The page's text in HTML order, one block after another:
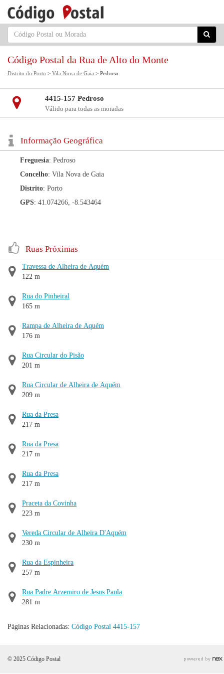
Código Postal da Rua de Alto do Monte
Distrito do Porto > Vila Nova de Gaia > Pedroso
4415-157 Pedroso
Válido para todas as moradas
Informação Geográfica
Freguesia: Pedroso
Concelho: Vila Nova de Gaia
Distrito: Porto
GPS: 41.074266, -8.543464
Ruas Próximas
Travessa de Alheira de Aquém
122 m
Rua do Pinheiral
165 m
Rampa de Alheira de Aquém
176 m
Rua Circular do Pisão
201 m
Rua Circular de Alheira de Aquém
209 m
Rua da Presa
217 m
Rua da Presa
217 m
Rua da Presa
217 m
Praceta da Covinha
223 m
Vereda Circular de Alheira D'Aquém
230 m
Rua da Espinheira
257 m
Rua Padre Arzemiro de Jesus Paula
281 m
Páginas Relacionadas: Código Postal 4415-157
© 2025 Código Postal